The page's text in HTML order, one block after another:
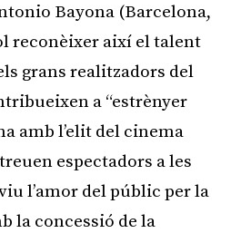
Bayona (Barcelona,
reconèixer així el talent
grans realitzadors del
a “estrènyer
amb l’elit del cinema
espectadors a les
l’amor del públic per la
la concessió de la